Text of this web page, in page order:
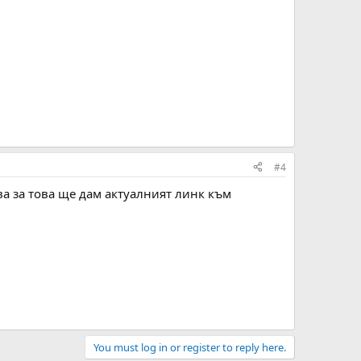
#4
за това ще дам актуалният линк към
You must log in or register to reply here.